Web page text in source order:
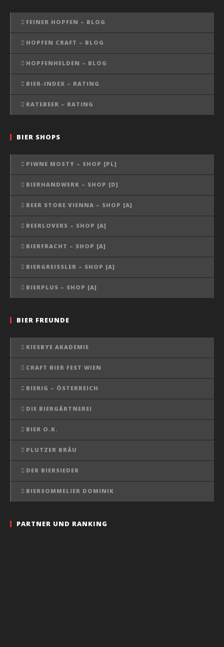
FEINER HOPFEN – BLOG
HOPFEN CRAFT – BLOG
HOPFENHELDEN – BLOG
BIER-INDEX – RATING
RATEBEER – RATING
BIER SHOPS
PIWNE MOSTY – SHOP [PL]
BIERHANDWERK – SHOP [D]
BEER STORE VIENNA – SHOP [A]
BEERLOVERS – SHOP [A]
BIERFRACHT – SHOP [A]
BIERGREISSLER – SHOP [A]
BIERPLUS – SHOP [A]
BIER FREUNDE
KIESBYE AKADEMIE
CRAFT BIER FEST WIEN
BIERIG – ÖSTERREICH
DIE BIERGÄRTNEREI
BIER O.K.
PLUTZER BRÄU
DER BIERSIEDER
BIERSOMMELIER DOMINIK
PARTNER UND RANKING